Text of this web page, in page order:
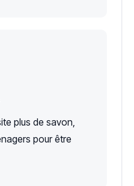
plus de savon,
pour être